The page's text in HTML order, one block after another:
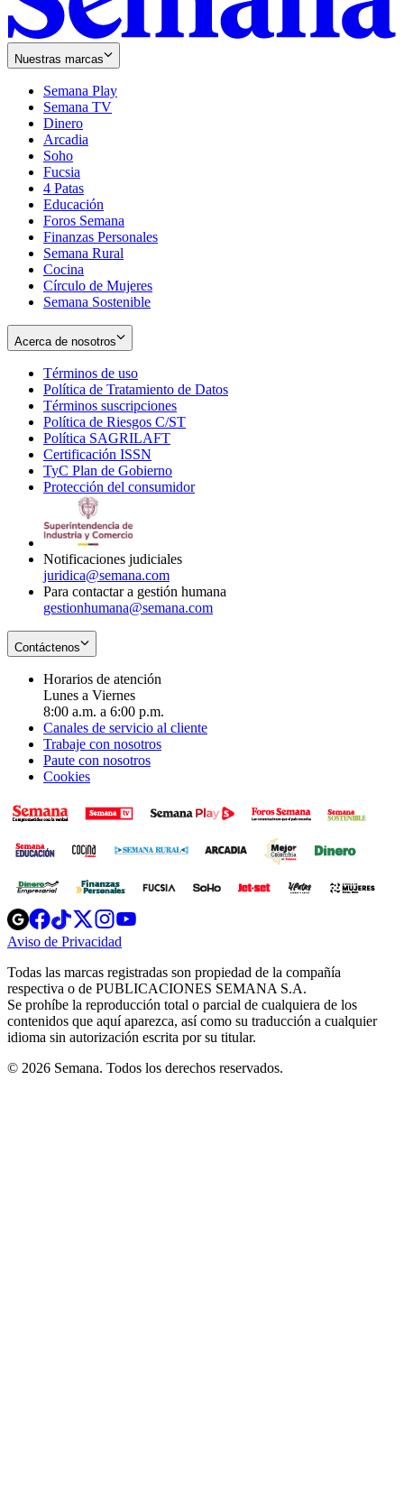
Nuestras marcas
Semana Play
Semana TV
Dinero
Arcadia
Soho
in
new
window
Fucsia
in
new
window
4 Patas
Educación
Foros Semana
Finanzas Personales
Semana Rural
Cocina
Círculo de Mujeres
Semana Sostenible
Acerca de nosotros
Términos de uso
in
new
window
Política de Tratamiento de Datos
Términos suscripciones
in
Política de Riesgos C/ST
Política SAGRILAFT
new
window
Certificación ISSN
in
new
TyC Plan de Gobierno
in
Protección del consumidorOpens
Notificaciones judiciales
juridica@semana.com
Para contactar a gestión humana
gestionhumana@semana.com
Contáctenos
Horarios de atención
Lunes a Viernes
8:00 a.m. a 6:00 p.m.
Canales de servicio al cliente
Trabaje con nosotros
Paute con nosotros
Cookies
Opens
in
new
Opens
in
new
Opens
in
new
window
Opens
new
windowwindow
Aviso de Privacidad
new
window
Todas las marcas registradas son propiedad de la compañía
respectiva o de PUBLICACIONES SEMANA S.A.
Se prohíbe la reproducción total o parcial de cualquiera de los
contenidos que aquí aparezca, así como su traducción a cualquier
idioma sin autorización escrita por su titular.
© 2026 Semana. Todos los derechos reservados.